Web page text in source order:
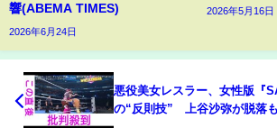
響(ABEMA TIMES)
2026年6月24日
2026年5月16日
悪役美女レスラー、女性版『
の“反則技” 上谷沙弥が脱落